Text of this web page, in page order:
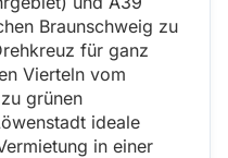
Braunschweig zu
für ganz
Vierteln vom
grünen
ideale
in einer